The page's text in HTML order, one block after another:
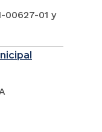
00627-01 y